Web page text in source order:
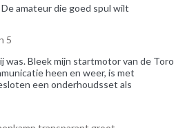
amateur die goed spul wilt
5
was. Bleek mijn startmotor van de Toro
heen en weer, is met
een onderhoudsset als